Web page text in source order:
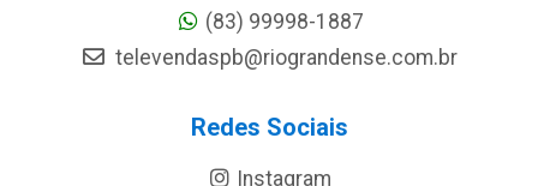
(83) 99998-1887
televendaspb@riograndense.com.br
Redes Sociais
Instagram